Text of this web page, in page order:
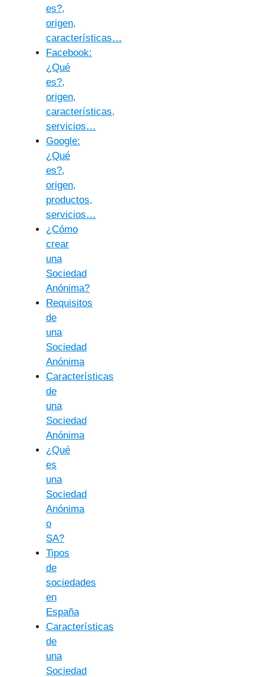
es?,
origen,
características…
Facebook:
¿Qué
es?,
origen,
características,
servicios…
Google:
¿Qué
es?,
origen,
productos,
servicios…
¿Cómo
crear
una
Sociedad
Anónima?
Requisitos
de
una
Sociedad
Anónima
Características
de
una
Sociedad
Anónima
¿Qué
es
una
Sociedad
Anónima
o
SA?
Tipos
de
sociedades
en
España
Características
de
una
Sociedad